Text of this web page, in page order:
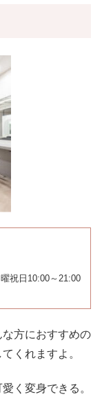
祝日10:00～21:00
方におすすめの
くれますよ。
く変身できる。